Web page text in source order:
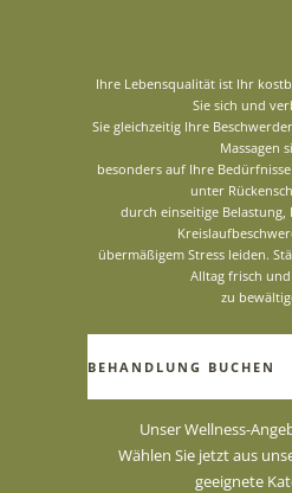
Ihre Lebensqualität ist Ihr
Sie sich und
Sie gleichzeitig Ihre
Massagen
besonders auf Ihre
unter
durch einseitige Belastung,
übermäßigem Stress leiden.
Alltag frisch
zu
BEHANDLUNG BUCHEN
Unser Wellness-
Wählen Sie jetzt aus
geeignete